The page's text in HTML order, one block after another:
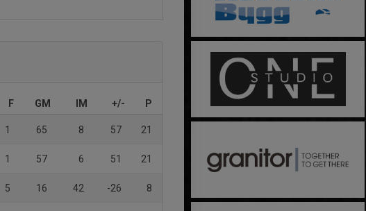
F GM IM +/- P
1 65 8 57 21
1 57 6 51 21
5 16 42 -26 8